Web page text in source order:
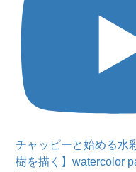
チャッピーと始める水
樹を描く】watercolor